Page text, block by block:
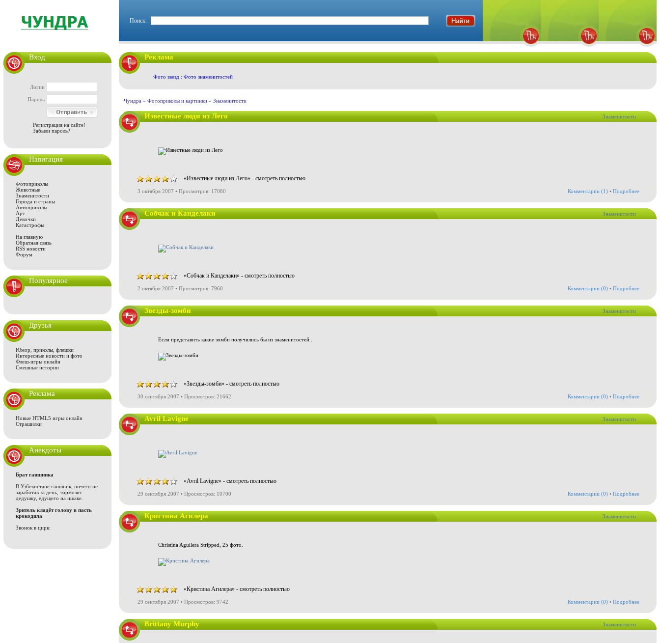
Поиск:
Вход
Логин
Пароль
Регистрация на сайте!
Забыли пароль?
Навигация
Фотоприколы
Животные
Знаменитости
Города и страны
Автоприколы
Арт
Девочки
Катастрофы
На главную
Обратная связь
RSS новости
Форум
Популярное
Друзья
Юмор, приколы, флешки
Интересные новости и фото
Флеш-игры онлайн
Смешные истории
Реклама
Новые HTML5 игры онлайн
Страшилки
Анекдоты
Брат гаишника
В Узбекистане гаишник, ничего не
заработав за день, тормозит
дедушку, едущего на ишаке.
Зритель кладёт голову в пасть
крокодила
Звонок в цирк:
Реклама
Фото звезд : Фото знаменитостей
Чундра » Фотоприколы и картинки » Знаменитости
Известные люди из Лего Знаменитости
«Известные люди из Лего» - смотреть полностью
3 октября 2007 • Просмотров: 17080 Комментарии (1) • Подробнее
Собчак и Канделаки Знаменитости
«Собчак и Канделаки» - смотреть полностью
2 октября 2007 • Просмотров: 7960 Комментарии (0) • Подробнее
Звезды-зомби Знаменитости
Если представить какие зомби получились бы из знаменитостей..
«Звезды-зомби» - смотреть полностью
30 сентября 2007 • Просмотров: 21662 Комментарии (0) • Подробнее
Avril Lavigne Знаменитости
«Avril Lavigne» - смотреть полностью
29 сентября 2007 • Просмотров: 10700 Комментарии (0) • Подробнее
Кристина Агилера Знаменитости
Christina Aguilera Stripped, 25 фото.
«Кристина Агилера» - смотреть полностью
29 сентября 2007 • Просмотров: 9742 Комментарии (0) • Подробнее
Brittany Murphy Знаменитости